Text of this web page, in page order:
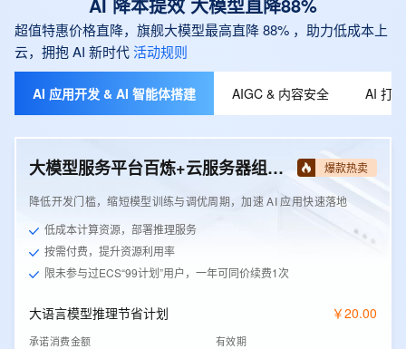
超值特惠价格直降，旗舰大模型最高直降 88% ，助力低成本上
云，拥抱 AI 新时代活动规则
AI 应用开发 & AI 智能体搭建 AIGC & 内容安全 AI 打
大模型服务平台百炼+云服务器组合套餐 爆款热卖
降低开发门槛，缩短模型训练与调优周期，加速 AI 应用快速落地
低成本计算资源，部署推理服务
按需付费，提升资源利用率
限未参与过ECS“99计划”用户，一年可同价续费1次
大语言模型推理节省计划 ￥20.00
承诺消费金额 有效期